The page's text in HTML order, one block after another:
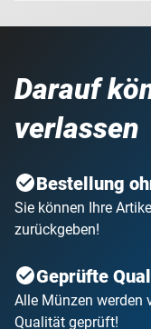
Darauf
verlassen
Bestellung
Sie können Ihre
zurückgeben!
Geprüfte
Alle Münzen werden
Qualität geprüft!